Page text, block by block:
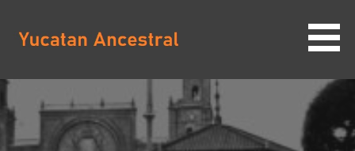
contenido
YUCATAN ANCESTRAL